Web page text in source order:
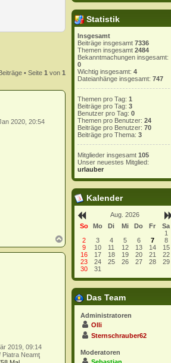
• Seite1 von1
2020, 20:54
a
c
2019, 09:14
Piatra Neamţ
Statistik
Insgesamt
Beiträge insgesamt 7336
Themen insgesamt2484
Bekanntmachungen insgesamt:
0
Wichtig insgesamt:4
Dateianhänge insgesamt: 747
Themen pro Tag:1
Beiträge pro Tag:3
Benutzer pro Tag:0
Themen pro Benutzer:24
Beiträge pro Benutzer: 70
Beiträge pro Thema:3
Mitglieder insgesamt105
Unser neuestes Mitglied:
urlauber
Kalender
Aug. 2026
So
Mo Di Mi Do Fr
Sa
1
2
3 4 5 6 7
8
9
10 11 12 13 14
15
16
17 18 19 20 21
22
23
24 25 26 27 28
29
30
31
Das Team
Administratoren
Olli
Sternschrauber62
Moderatoren